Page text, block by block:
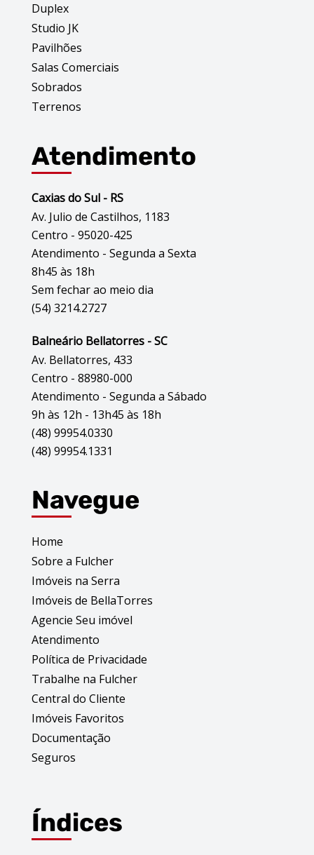
Duplex
Studio JK
Pavilhões
Salas Comerciais
Sobrados
Terrenos
Atendimento
Caxias do Sul - RS
Av. Julio de Castilhos, 1183
Centro - 95020-425
Atendimento - Segunda a Sexta
8h45 às 18h
Sem fechar ao meio dia
(54) 3214.2727
Balneário Bellatorres - SC
Av. Bellatorres, 433
Centro - 88980-000
Atendimento - Segunda a Sábado
9h às 12h - 13h45 às 18h
(48) 99954.0330
(48) 99954.1331
Navegue
Home
Sobre a Fulcher
Imóveis na Serra
Imóveis de BellaTorres
Agencie Seu imóvel
Atendimento
Política de Privacidade
Trabalhe na Fulcher
Central do Cliente
Imóveis Favoritos
Documentação
Seguros
Índices